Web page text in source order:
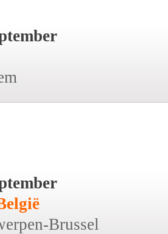
Brussel